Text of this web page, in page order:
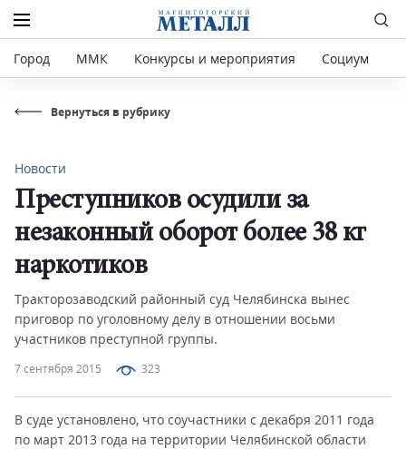
Город ММК Конкурсы и мероприятия Социум
Вернуться в рубрику
7 сентября 2015 323
Новости
Преступников осудили за
незаконный оборот более 38 кг
наркотиков
Тракторозаводский районный суд Челябинска вынес
приговор по уголовному делу в отношении восьми
участников преступной группы.
В суде установлено, что соучастники с декабря 2011 года
по март 2013 года на территории Челябинской области